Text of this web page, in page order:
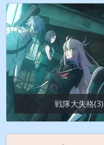
戦隊大失格(3)